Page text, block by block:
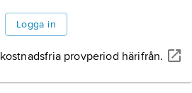
Logga in
provperiod härifrån.